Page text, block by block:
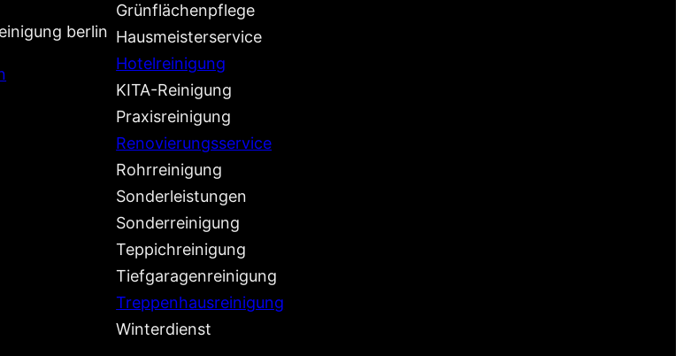
berlin
Grünflächenpflege
Hausmeisterservice
Hotelreinigung
KITA-Reinigung
Praxisreinigung
Renovierungsservice
Rohrreinigung
Sonderleistungen
Sonderreinigung
Teppichreinigung
Tiefgaragenreinigung
Treppenhausreinigung
Winterdienst